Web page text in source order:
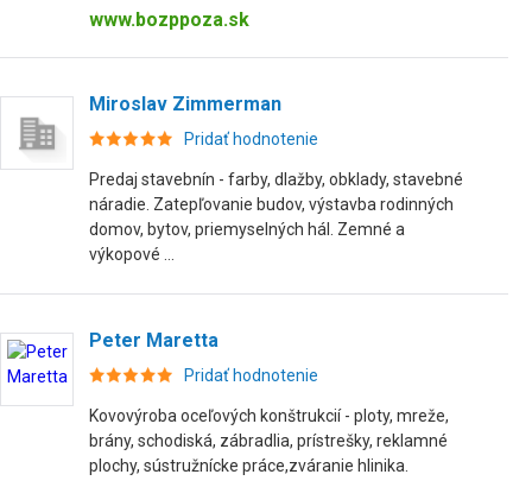
www.bozppoza.sk
Miroslav Zimmerman
Pridať hodnotenie
Predaj stavebnín - farby, dlažby, obklady, stavebné
náradie. Zatepľovanie budov, výstavba rodinných
domov, bytov, priemyselných hál. Zemné a
výkopové ...
Peter Maretta
Pridať hodnotenie
Kovovýroba oceľových konštrukcií - ploty, mreže,
brány, schodiská, zábradlia, prístrešky, reklamné
plochy, sústružnícke práce,zváranie hlinika.